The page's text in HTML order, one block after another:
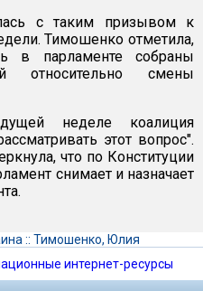
с таким призывом к
Тимошенко отметила,
в парламенте собраны
относительно смены
неделе коалиция
этот вопрос".
что по Конституции
снимает и назначает
:: Тимошенко, Юлия
интернет-ресурсы